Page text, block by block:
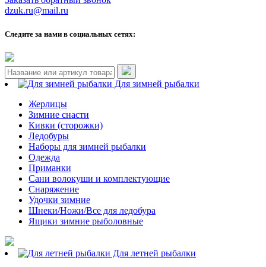
dzuk.ru@mail.ru
Следите за нами в социальных сетях:
Для зимней рыбалки
Жерлицы
Зимние снасти
Кивки (сторожки)
Ледобуры
Наборы для зимней рыбалки
Одежда
Приманки
Сани волокуши и комплектующие
Снаряжение
Удочки зимние
Шнеки/Ножи/Все для ледобура
Ящики зимние рыболовные
Для летней рыбалки